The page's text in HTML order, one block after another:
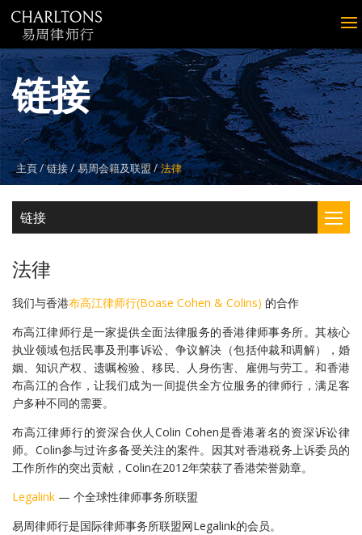
链接
主頁 链接 易周会籍及联盟 法律
链接
法律
我们与香港布高江律师行(Boase Cohen & Colins) 的合作
布高江律师行是一家提供全面法律服务的香港律师事务所。其核心
执业领域包括民事及刑事诉讼、争议解决（包括仲裁和调解），婚
姻、知识产权、遗嘱检验、移民、人身伤害、雇佣与劳工。和香港
布高江的合作，让我们成为一间提供全方位服务的律师行，满足客
户多种不同的需要。
布高江律师行的资深合伙人Colin Cohen是香港著名的资深诉讼律
师。Colin参与过许多备受关注的案件。因其对香港税务上诉委员的
工作所作的突出贡献，Colin在2012年荣获了香港荣誉勋章。
Legalink — 个全球性律师事务所联盟
易周律师行是国际律师事务所联盟网Legalink的会员。